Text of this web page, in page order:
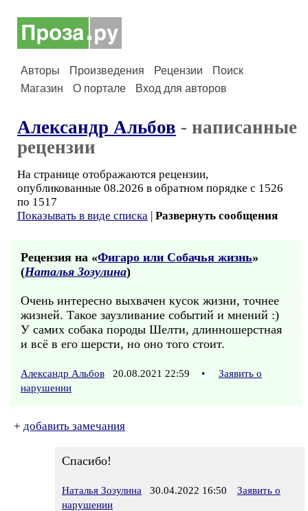
Авторы Произведения Рецензии
Поиск
Магазин
О портале Вход для авторов
Александр Альбов - написанные
рецензии
На странице отображаются рецензии,
опубликованные 08.2026 в обратном порядке с 1526
по 1517
Показывать в виде списка | Развернуть сообщения
Рецензия на «Фигаро или Собачья жизнь»
(Наталья Зозулина)
Очень интересно выхвачен кусок жизни, точнее
жизней. Такое заузливание событий и мнений :)
У самих собака породы Шелти, длинношерстная
и всё в его шерсти, но оно того стоит.
Александр Альбов 20.08.2021 22:59 •
Заявить о
нарушении
+ добавить замечания
Спасибо!
Наталья Зозулина 30.04.2022 16:50
Заявить о
нарушении